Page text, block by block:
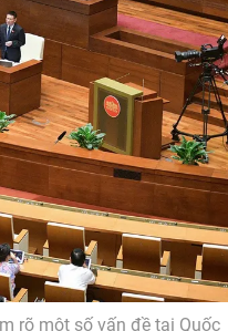
rõ một số vấn đề tại Quốc